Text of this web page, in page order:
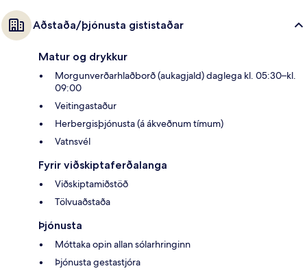
Aðstaða/þjónusta gististaðar
Matur og drykkur
Morgunverðarhlaðborð (aukagjald) daglega kl. 05:30–kl.
09:00
Veitingastaður
Herbergisþjónusta (á ákveðnum tímum)
Vatnsvél
Fyrir viðskiptaferðalanga
Viðskiptamiðstöð
Tölvuaðstaða
Þjónusta
Móttaka opin allan sólarhringinn
Þjónusta gestastjóra